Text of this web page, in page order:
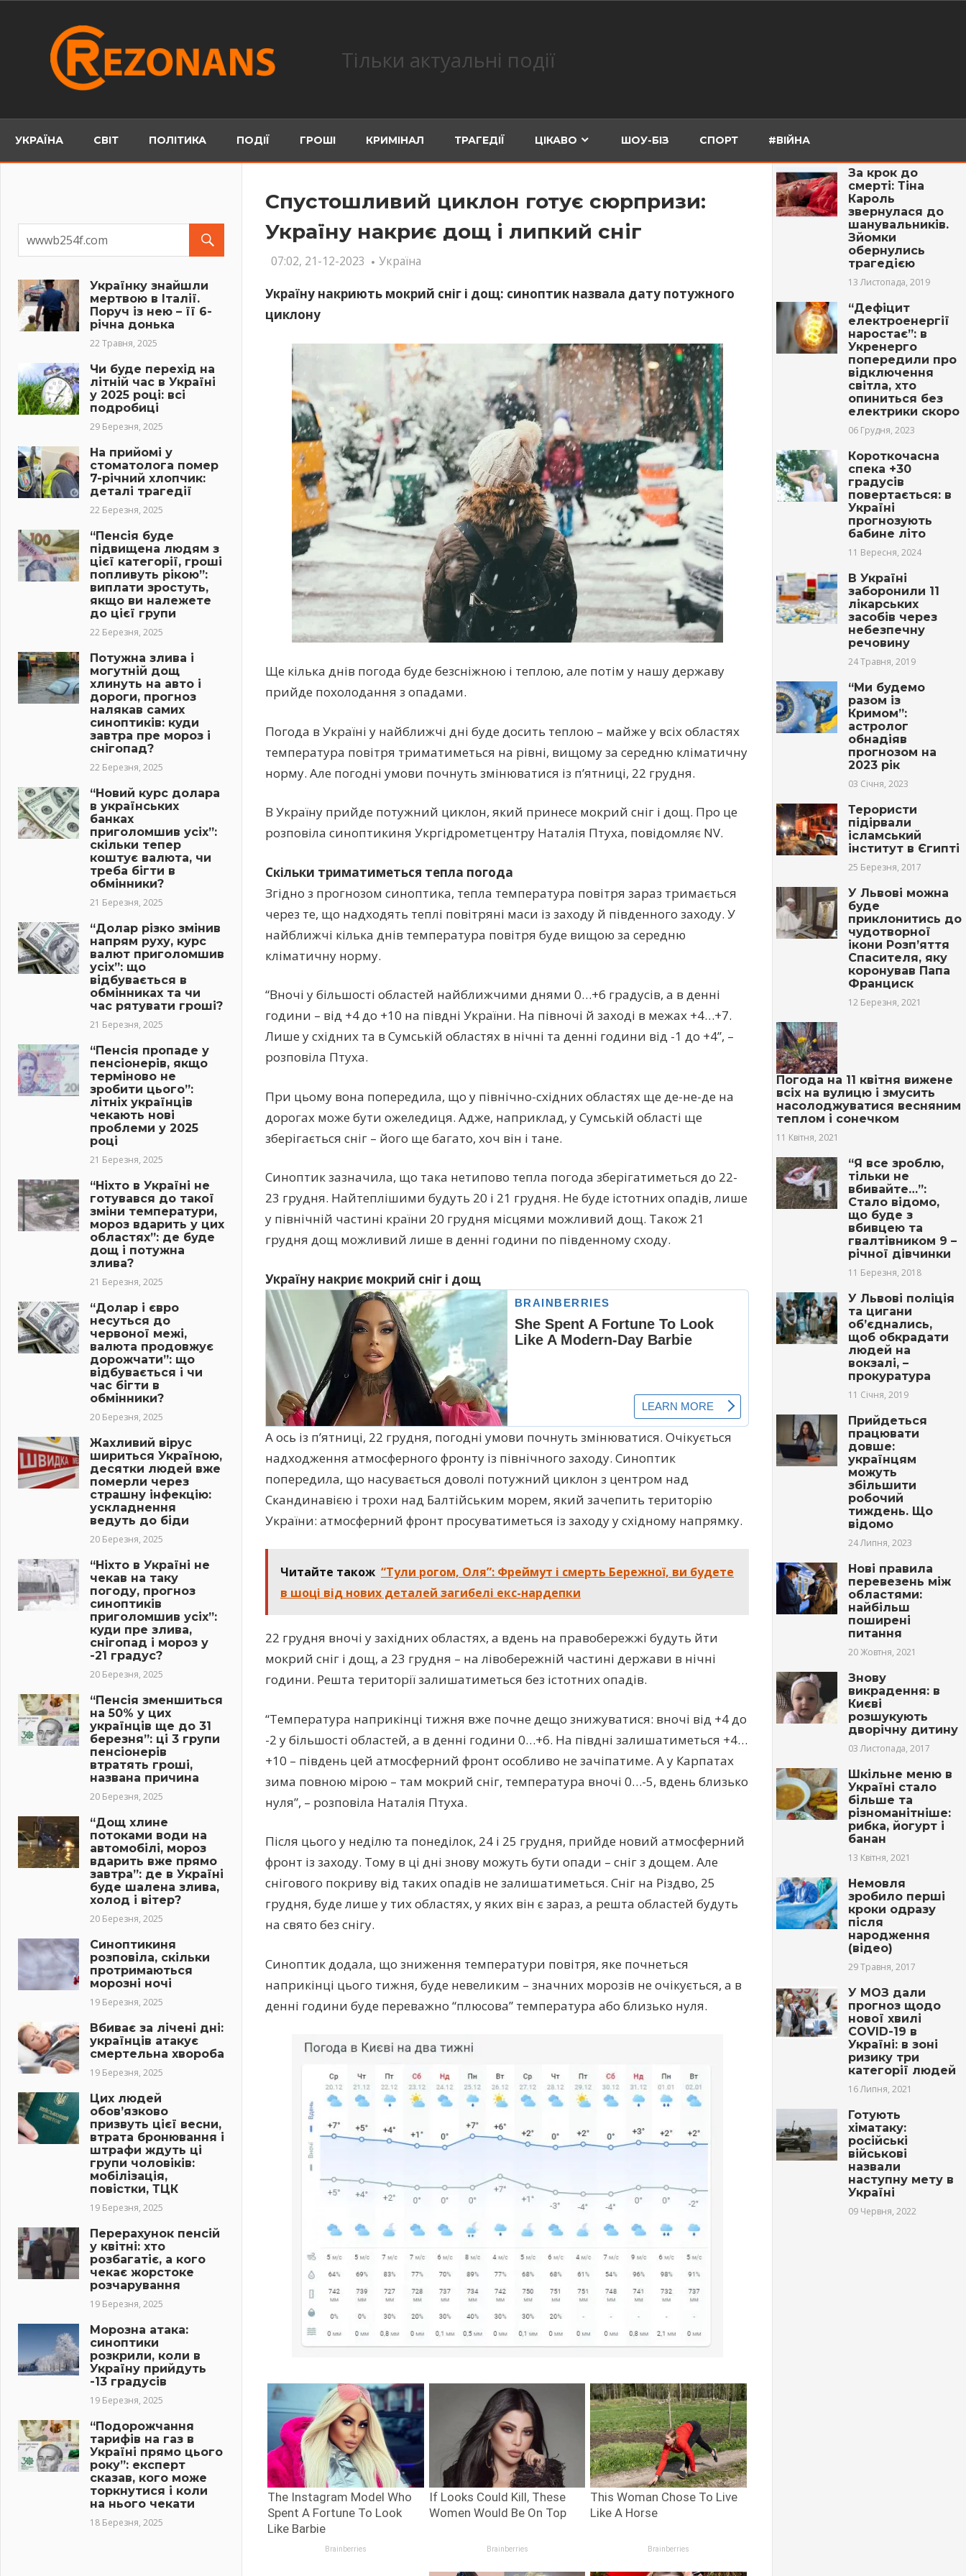
Тільки актуальні події
УКРАЇНА СВІТ ПОЛІТИКА ПОДІЇ ГРОШІ КРИМІНАЛ ТРАГЕДІЇ ЦІКАВО ШОУ-БІЗ СПОРТ #ВІЙНА
Спустошливий циклон готує сюрпризи:
Україну накриє дощ і липкий сніг
07:02, 21-12-2023 Україна
Україну накриють мокрий сніг і дощ: синоптик назвала дату потужного
циклону
Ще кілька днів погода буде безсніжною і теплою, але потім у нашу державу
прийде похолодання з опадами.
Погода в Україні у найближчі дні буде досить теплою – майже у всіх областях
температура повітря триматиметься на рівні, вищому за середню кліматичну
норму. Але погодні умови почнуть змінюватися із п’ятниці, 22 грудня.
В Україну прийде потужний циклон, який принесе мокрий сніг і дощ. Про це
розповіла синоптикиня Укргідрометцентру Наталія Птуха, повідомляє NV.
Скільки триматиметься тепла погода
Згідно з прогнозом синоптика, тепла температура повітря зараз тримається
через те, що надходять теплі повітряні маси із заходу й південного заходу. У
найближчі кілька днів температура повітря буде вищою за середню
кліматичну норму.
“Вночі у більшості областей найближчими днями 0…+6 градусів, а в денні
години – від +4 до +10 на півдні України. На півночі й заході в межах +4…+7.
Лише у східних та в Сумській областях в нічні та денні години від -1 до +4”, –
розповіла Птуха.
При цьому вона попередила, що у північно-східних областях ще де-не-де на
дорогах може бути ожеледиця. Адже, наприклад, у Сумській області ще
зберігається сніг – його ще багато, хоч він і тане.
Синоптик зазначила, що така нетипово тепла погода зберігатиметься до 22-
23 грудня. Найтеплішими будуть 20 і 21 грудня. Не буде істотних опадів, лише
у північній частині країни 20 грудня місцями можливий дощ. Також 21
грудня дощ можливий лише в денні години по південному сходу.
Україну накриє мокрий сніг і дощ
А ось із п’ятниці, 22 грудня, погодні умови почнуть змінюватися. Очікується
надходження атмосферного фронту із північного заходу. Синоптик
попередила, що насувається доволі потужний циклон з центром над
Скандинавією і трохи над Балтійським морем, який зачепить територію
України: атмосферний фронт просуватиметься із заходу у східному напрямку.
Читайте також “Тули рогом, Оля”: Фреймут і смерть Бережної, ви будете
в шоці від нових деталей загибелі екс-нардепки
22 грудня вночі у західних областях, а вдень на правобережжі будуть йти
мокрий сніг і дощ, а 23 грудня – на лівобережній частині держави в нічні
години. Решта території залишатиметься без істотних опадів.
“Температура наприкінці тижня вже почне дещо знижуватися: вночі від +4 до
-2 у більшості областей, а в денні години 0…+6. На півдні залишатиметься +4…
+10 – південь цей атмосферний фронт особливо не зачіпатиме. А у Карпатах
зима повною мірою – там мокрий сніг, температура вночі 0…-5, вдень близько
нуля”, – розповіла Наталія Птуха.
Після цього у неділю та понеділок, 24 і 25 грудня, прийде новий атмосферний
фронт із заходу. Тому в ці дні знову можуть бути опади – сніг з дощем. Але
снігового покриву від таких опадів не залишатиметься. Сніг на Різдво, 25
грудня, буде лише у тих областях, у яких він є зараз, а решта областей будуть
на свято без снігу.
Синоптик додала, що зниження температури повітря, яке почнеться
наприкінці цього тижня, буде невеликим – значних морозів не очікується, а в
денні години буде переважно “плюсова” температура або близько нуля.
Українку знайшли
мертвою в Італії.
Поруч із нею – її 6-
річна донька
22 Травня, 2025
Чи буде перехід на
літній час в Україні
у 2025 році: всі
подробиці
29 Березня, 2025
На прийомі у
стоматолога помер
7-річний хлопчик:
деталі трагедії
22 Березня, 2025
“Пенсія буде
підвищена людям з
цієї категорії, гроші
попливуть рікою”:
виплати зростуть,
якщо ви належете
до цієї групи
22 Березня, 2025
Потужна злива і
могутній дощ
хлинуть на авто і
дороги, прогноз
налякав самих
синоптиків: куди
завтра пре мороз і
снігопад?
22 Березня, 2025
“Новий курс долара
в українських
банках
приголомшив усіх”:
скільки тепер
коштує валюта, чи
треба бігти в
обмінники?
21 Березня, 2025
“Долар різко змінив
напрям руху, курс
валют приголомшив
усіх”: що
відбувається в
обмінниках та чи
час рятувати гроші?
21 Березня, 2025
“Пенсія пропаде у
пенсіонерів, якщо
терміново не
зробити цього”:
літніх українців
чекають нові
проблеми у 2025
році
21 Березня, 2025
“Ніхто в Україні не
готувався до такої
зміни температури,
мороз вдарить у цих
областях”: де буде
дощ і потужна
злива?
21 Березня, 2025
“Долар і євро
несуться до
червоної межі,
валюта продовжує
дорожчати”: що
відбувається і чи
час бігти в
обмінники?
20 Березня, 2025
Жахливий вірус
шириться Україною,
десятки людей вже
померли через
страшну інфекцію:
ускладнення
ведуть до біди
20 Березня, 2025
“Ніхто в Україні не
чекав на таку
погоду, прогноз
синоптиків
приголомшив усіх”:
куди пре злива,
снігопад і мороз у
-21 градус?
20 Березня, 2025
“Пенсія зменшиться
на 50% у цих
українців ще до 31
березня”: ці 3 групи
пенсіонерів
втратять гроші,
названа причина
20 Березня, 2025
“Дощ хлине
потоками води на
автомобілі, мороз
вдарить вже прямо
завтра”: де в Україні
буде шалена злива,
холод і вітер?
20 Березня, 2025
Синоптикиня
розповіла, скільки
протримаються
морозні ночі
19 Березня, 2025
Вбиває за лічені дні:
українців атакує
смертельна хвороба
19 Березня, 2025
Цих людей
обов’язково
призвуть цієї весни,
втрата бронювання і
штрафи ждуть ці
групи чоловіків:
мобілізація,
повістки, ТЦК
19 Березня, 2025
Перерахунок пенсій
у квітні: хто
розбагатіє, а кого
чекає жорстоке
розчарування
19 Березня, 2025
Морозна атака:
синоптики
розкрили, коли в
Україну прийдуть
-13 градусів
19 Березня, 2025
“Подорожчання
тарифів на газ в
Україні прямо цього
року”: експерт
сказав, кого може
торкнутися і коли
на нього чекати
18 Березня, 2025
За крок до
смерті: Тіна
Кароль
звернулася до
шанувальників.
Зйомки
обернулись
трагедією
13 Листопада, 2019
“Дефіцит
електроенергії
наростає”: в
Укренерго
попередили про
відключення
світла, хто
опиниться без
електрики скоро
06 Грудня, 2023
Короткочасна
спека +30
градусів
повертається: в
Україні
прогнозують
бабине літо
11 Вересня, 2024
В Україні
заборонили 11
лікарських
засобів через
небезпечну
речовину
24 Травня, 2019
“Ми будемо
разом із
Кримом”:
астролог
обнадіяв
прогнозом на
2023 рік
03 Січня, 2023
Терористи
підірвали
ісламський
інститут в Єгипті
25 Березня, 2017
У Львові можна
буде
приклонитись до
чудотворної
ікони Розп’яття
Спасителя, яку
коронував Папа
Франциск
12 Березня, 2021
Погода на 11 квітня вижене
всіх на вулицю і змусить
насолоджуватися весняним
теплом і сонечком
11 Квітня, 2021
“Я все зроблю,
тільки не
вбивайте…”:
Стало відомо,
що буде з
вбивцею та
гвалтівником 9 –
річної дівчинки
11 Березня, 2018
У Львові поліція
та цигани
об’єднались,
щоб обкрадати
людей на
вокзалі, –
прокуратура
11 Січня, 2019
Прийдеться
працювати
довше:
українцям
можуть
збільшити
робочий
тиждень. Що
відомо
24 Липня, 2023
Нові правила
перевезень між
областями:
найбільш
поширені
питання
20 Жовтня, 2021
Знову
викрадення: в
Києві
розшукують
дворічну дитину
03 Листопада, 2017
Шкільне меню в
Україні стало
більше та
різноманітніше:
рибка, йогурт і
банан
13 Квітня, 2021
Немовля
зробило перші
кроки одразу
після
народження
(відео)
29 Травня, 2017
У МОЗ дали
прогноз щодо
нової хвилі
COVID-19 в
Україні: в зоні
ризику три
категорії людей
16 Липня, 2021
Готують
хіматаку:
російські
військові
назвали
наступну мету в
Україні
09 Червня, 2022